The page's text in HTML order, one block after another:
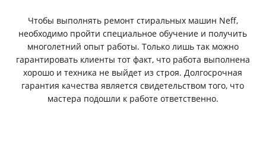
Чтобы выполнять ремонт стиральных машин Neff,
необходимо пройти специальное обучение и получить
многолетний опыт работы. Только лишь так можно
гарантировать клиенты тот факт, что работа выполнена
хорошо и техника не выйдет из строя. Долгосрочная
гарантия качества является свидетельством того, что
мастера подошли к работе ответственно.